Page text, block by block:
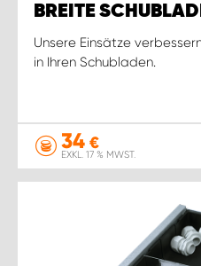
BREITE
Unsere Einsätze
in Ihren Schubladen.
34 €
EXKL. 17 % MWST.